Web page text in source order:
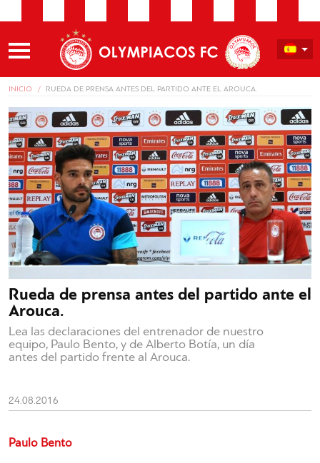
INICIO RUEDA DE PRENSA ANTES DEL PARTIDO ANTE EL AROUCA.
Rueda de prensa antes del partido ante el
Arouca.
Lea las declaraciones del entrenador de nuestro
equipo, Paulo Bento, y de Alberto Botía, un día
antes del partido frente al Arouca.
24.08.2016
Paulo Bento